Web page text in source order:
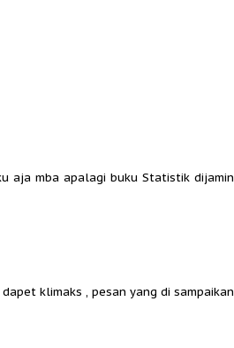
aja mba apalagi buku Statistik dijamin
klimaks , pesan yang di sampaikan